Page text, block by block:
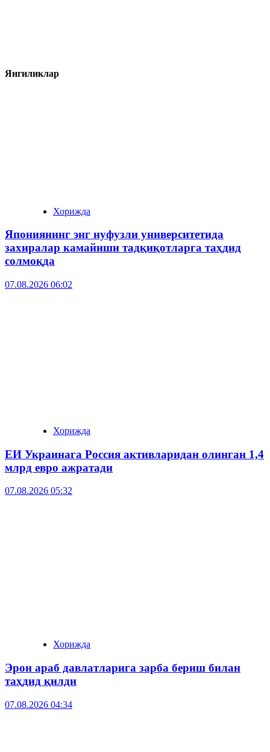
Янгиликлар
Хорижда
Япониянинг энг нуфузли университетида
захиралар камайиши тадқиқотларга таҳдид
солмоқда
07.08.2026 06:02
Хорижда
ЕИ Украинага Россия активларидан олинган 1,4
млрд евро ажратади
07.08.2026 05:32
Хорижда
Эрон араб давлатларига зарба бериш билан
таҳдид қилди
07.08.2026 04:34